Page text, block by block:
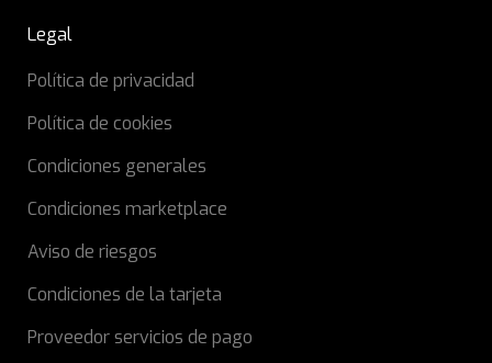
Legal
Política de privacidad
Política de cookies
Condiciones generales
Condiciones marketplace
Aviso de riesgos
Condiciones de la tarjeta
Proveedor servicios de pago